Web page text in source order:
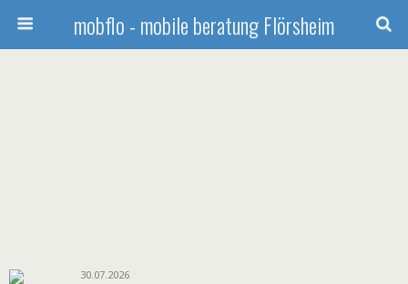
mobflo - mobile beratung Flörsheim
30.07.2026